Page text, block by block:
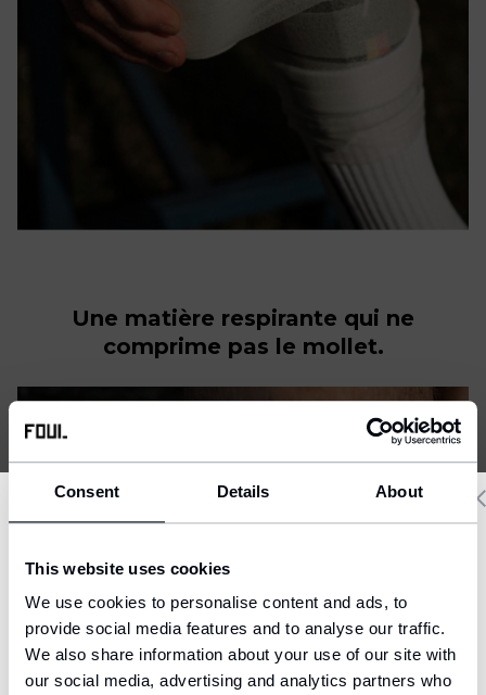
Consent Details About
This website uses cookies
We use cookies to personalise content and ads, to
provide social media features and to analyse our traffic.
We also share information about your use of our site with
our social media, advertising and analytics partners who
Une matière respirante qui ne
comprime pas le mollet.
your location.
United States (USD)
Ship to